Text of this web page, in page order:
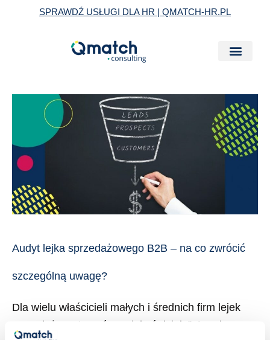
SPRAWDŹ USŁUGI DLA HR | QMATCH-HR.PL
Audyt lejka sprzedażowego B2B – na co zwrócić
szczególną uwagę?
Dla wielu właścicieli małych i średnich firm lejek
sprzedażowy to coś, co „jakoś działa”. Leady
sprzedażowego
B2B
na
co
szczególną